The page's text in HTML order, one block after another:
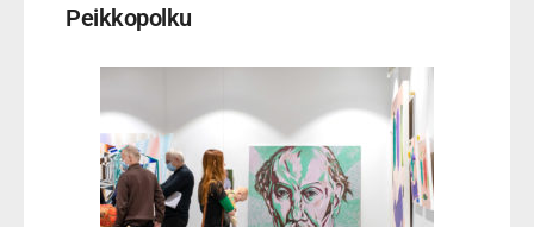
Peikkopolku